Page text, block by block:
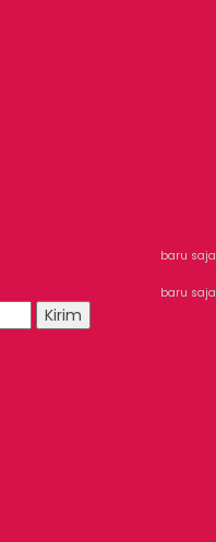
baru saja
baru saja
Kirim